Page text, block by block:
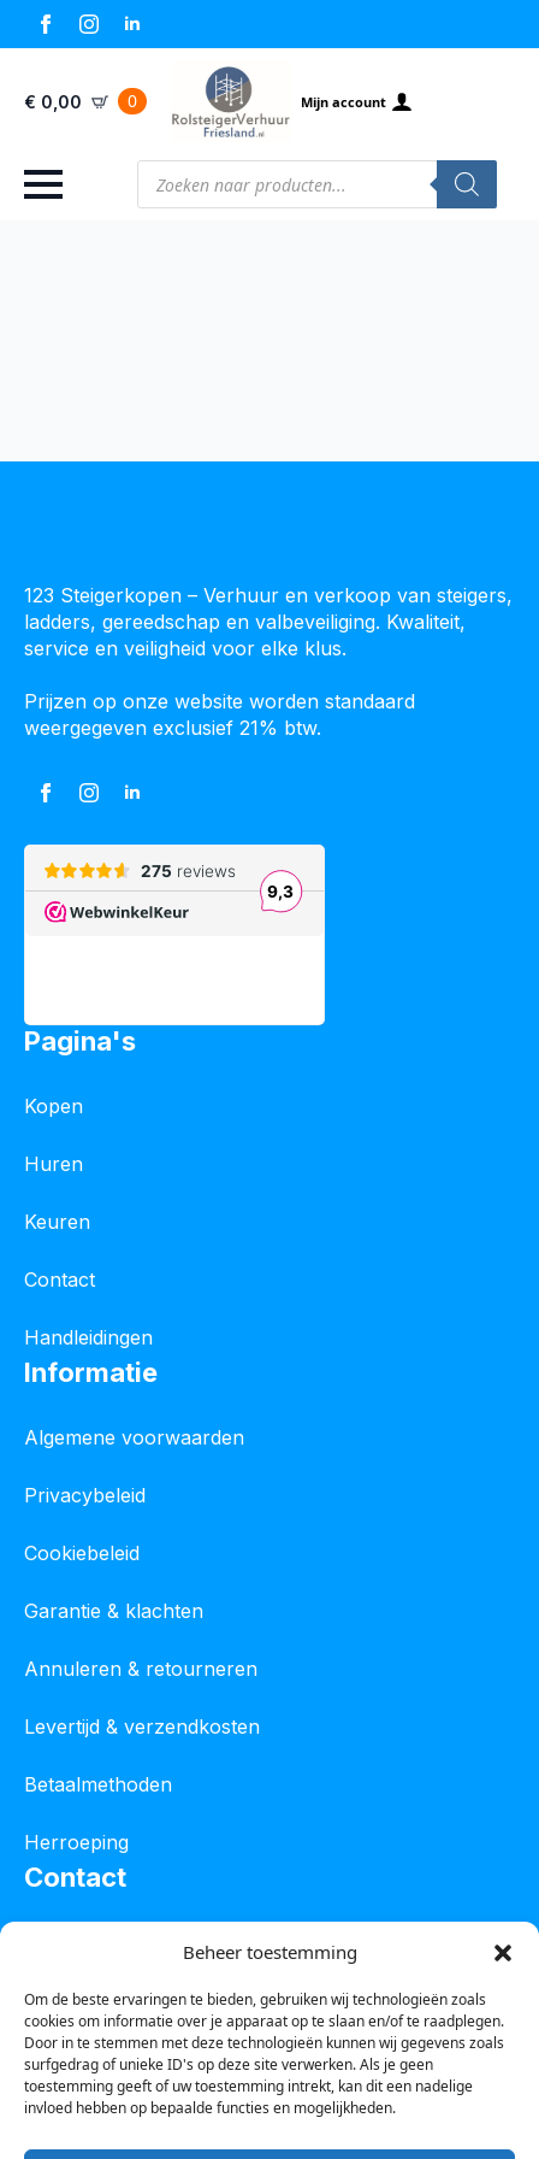
Beheer toestemming
Om de beste ervaringen te bieden, gebruiken wij technologieën zoals
cookies om informatie over je apparaat op te slaan en/of te raadplegen.
Door in te stemmen met deze technologieën kunnen wij gegevens zoals
surfgedrag of unieke ID's op deze site verwerken. Als je geen
toestemming geeft of uw toestemming intrekt, kan dit een nadelige
invloed hebben op bepaalde functies en mogelijkheden.
€ 0,00 0 Mijn account
Producten
zoeken
123 Steigerkopen – Verhuur en verkoop van steigers,
ladders, gereedschap en valbeveiliging. Kwaliteit,
service en veiligheid voor elke klus.
Prijzen op onze website worden standaard
weergegeven exclusief 21% btw.
Pagina's
Kopen
Huren
Keuren
Contact
Handleidingen
Informatie
Algemene voorwaarden
Privacybeleid
Cookiebeleid
Garantie & klachten
Annuleren & retourneren
Levertijd & verzendkosten
Betaalmethoden
Herroeping
Contact
Tel :0850601800
Whatsapp : 0623388306